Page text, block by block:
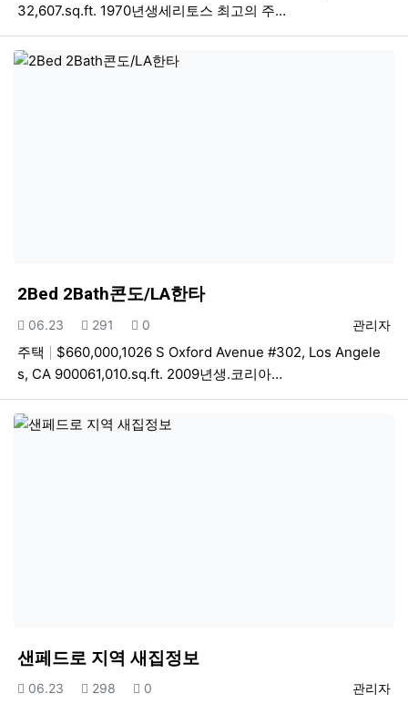
32,607.sq.ft. 1970년생세리토스 최고의 주…
2Bed 2Bath콘도/LA한타
등록자
관리자
등록일
06.23 조회
291 추천
0
주택
$660,000,1026 S Oxford Avenue #302, Los Angele
s, CA 900061,010.sq.ft. 2009년생.코리아…
샌페드로 지역 새집정보
등록자
관리자
등록일
06.23 조회
298 추천
0